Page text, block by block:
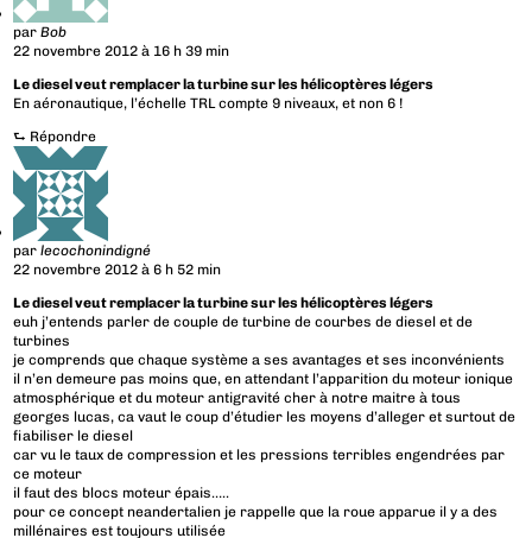
parBob
22 novembre 2012 à 16 h 39 min
Le diesel veut remplacer la turbine sur les hélicoptères légers
En aéronautique, l’échelle TRL compte 9 niveaux, et non 6 !
⮑ Répondre
parlecochonindigné
22 novembre 2012 à 6 h 52 min
Le diesel veut remplacer la turbine sur les hélicoptères légers
euh j’entends parler de couple de turbine de courbes de diesel et de
turbines
je comprends que chaque système a ses avantages et ses inconvénients
il n’en demeure pas moins que, en attendant l’apparition du moteur ionique
atmosphérique et du moteur antigravité cher à notre maitre à tous
georges lucas, ca vaut le coup d’étudier les moyens d’alleger et surtout de
fiabiliser le diesel
car vu le taux de compression et les pressions terribles engendrées par
ce moteur
il faut des blocs moteur épais…..
pour ce concept neandertalien je rappelle que la roue apparue il y a des
millénaires est toujours utilisée